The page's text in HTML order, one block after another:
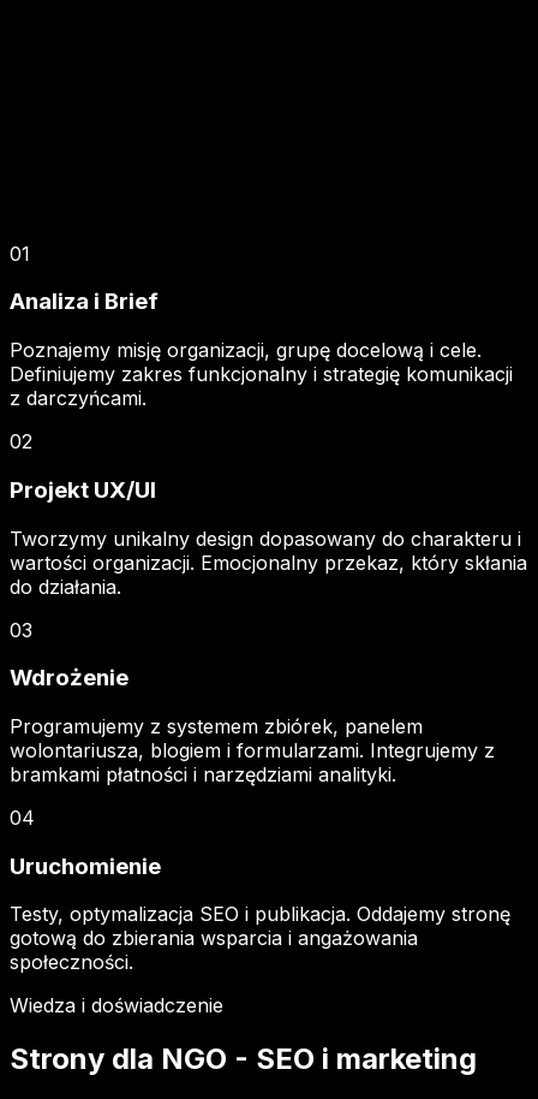
01
Analiza i Brief
Poznajemy misję organizacji, grupę docelową i cele.
Definiujemy zakres funkcjonalny i strategię komunikacji
z darczyńcami.
02
Projekt UX/UI
Tworzymy unikalny design dopasowany do charakteru i
wartości organizacji. Emocjonalny przekaz, który skłania
do działania.
03
Wdrożenie
Programujemy z systemem zbiórek, panelem
wolontariusza, blogiem i formularzami. Integrujemy z
bramkami płatności i narzędziami analityki.
04
Uruchomienie
Testy, optymalizacja SEO i publikacja. Oddajemy stronę
gotową do zbierania wsparcia i angażowania
społeczności.
Wiedza i doświadczenie
Strony dla NGO - SEO i marketing